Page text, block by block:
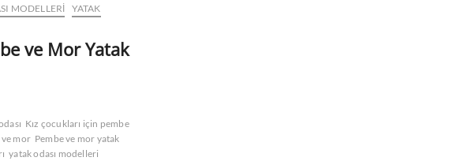
MODELLERI YATAK
ve Mor Yatak
Kız çocukları için pembe
ve mor Pembe ve mor yatak
yatak odası modelleri